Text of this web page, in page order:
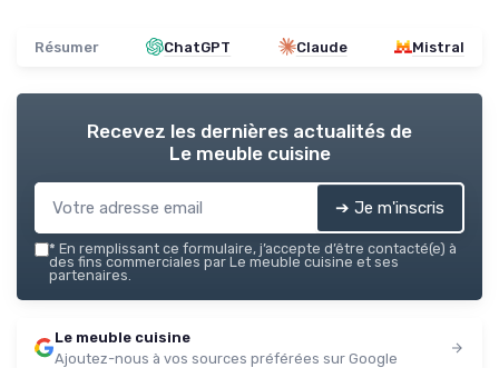
Résumer ChatGPT Claude Mistral
Recevez les dernières actualités de
Le meuble cuisine
➔ Je m'inscris
* En remplissant ce formulaire, j’accepte d’être contacté(e) à
des fins commerciales par Le meuble cuisine et ses
partenaires.
Le meuble cuisine
Ajoutez-nous à vos sources préférées sur Google